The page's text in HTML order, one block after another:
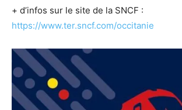
+ d’infos sur le site de la SNCF :
https://www.ter.sncf.com/occitanie